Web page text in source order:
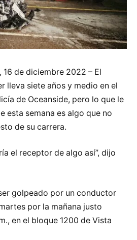
16 de diciembre 2022 – El
lleva siete años y medio en el
de Oceanside, pero lo que le
esta semana es algo que no
de su carrera.
el receptor de algo así”, dijo
golpeado por un conductor
por la mañana justo
en el bloque 1200 de Vista